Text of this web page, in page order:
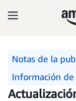
Notas de la
Información de